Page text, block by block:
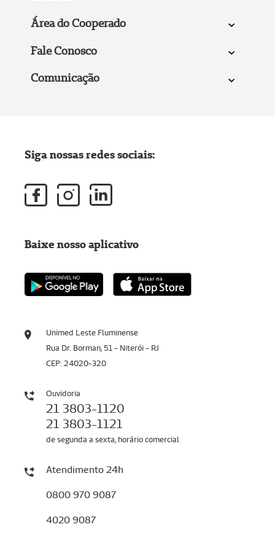
Área do Cooperado
Fale Conosco
Comunicação
Unimed Leste Fluminense
Rua Dr. Borman, 51 - Niterói - RJ
CEP: 24020-320
Ouvidoria
21 3803-1120
21 3803-1121
de segunda a sexta, horário comercial
Atendimento 24h
0800 970 9087
4020 9087
Siga nossas redes sociais:
Baixe nosso aplicativo